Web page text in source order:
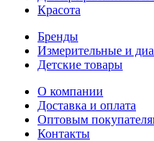
Красота
Бренды
Измерительные и
Детские товары
О компании
Доставка и оплата
Оптовым
Контакты